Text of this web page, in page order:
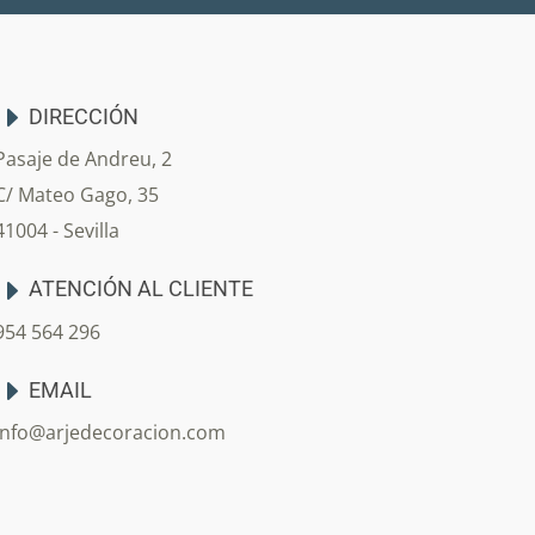
DIRECCIÓN
de Andreu, 2
Mateo Gago, 35
- Sevilla
ATENCIÓN AL CLIENTE
564 296
EMAIL